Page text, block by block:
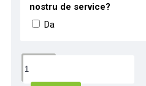
nostru de service?
Da